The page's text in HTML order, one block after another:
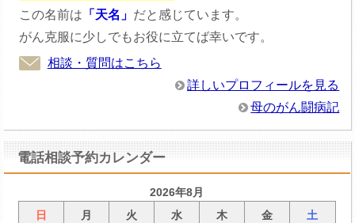
この名前は 「天名」 だと感じています。
がん克服に少しでもお役に立てば幸いです。
相談・質問はこちら
詳しいプロフィールを見る
母のがん闘病記
電話相談予約カレンダー
2026年8月
日
月 火 水 木 金 土